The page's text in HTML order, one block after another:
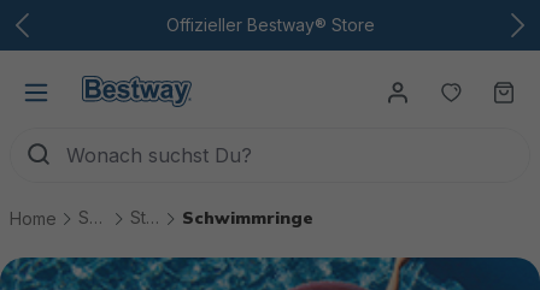
Zum Hauptinhalt Offizieller Bestway® Store
Du
Home Spiel & Spaß Strand & mehr Schwimmringe